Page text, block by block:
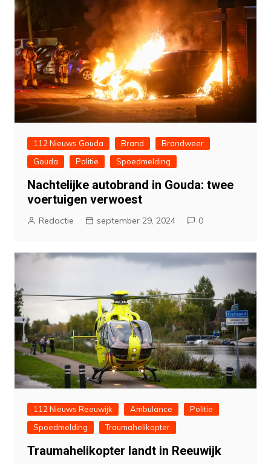
112 Nieuws Gouda Brand
Brandweer
Gouda
Politie Spoedmelding
Nachtelijke autobrand in Gouda: twee
voertuigen verwoest
Redactie september 29, 2024 0
112 Nieuws Reeuwijk Ambulance
Politie
Spoedmelding
Traumahelikopter
Traumahelikopter landt in Reeuwijk